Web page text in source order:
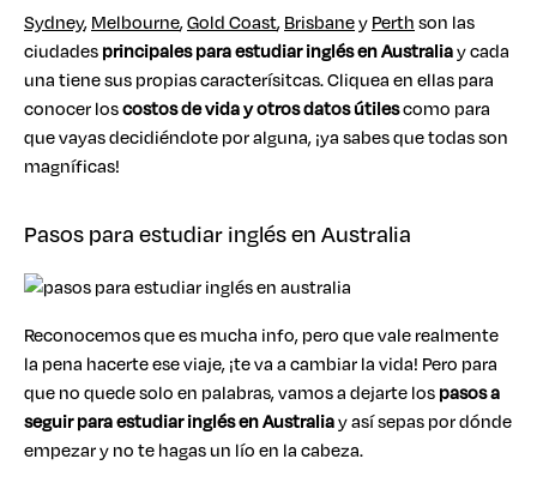
Sydney,Melbourne,Gold Coast,BrisbaneyPerthson las
ciudadesprincipales para estudiar inglés en Australiay cada
una tiene sus propias caracterísitcas. Cliquea en ellas para
conocer loscostos de vida y otros datos útilescomo para
que vayas decidiéndote por alguna, ¡ya sabes que todas son
magníficas!
Pasos para estudiar inglés en Australia
Reconocemos que es mucha info, pero que vale realmente
la pena hacerte ese viaje, ¡te va a cambiar la vida! Pero para
que no quede solo en palabras, vamos a dejarte lospasos a
seguir para estudiar inglés en Australiay así sepas por dónde
empezar y no te hagas un lío en la cabeza.